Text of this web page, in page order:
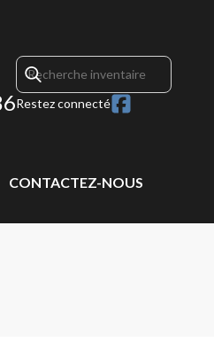
Restez connecté
CONTACTEZ-NOUS